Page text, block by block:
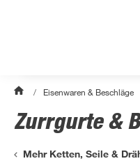
/ Eisenwaren & Beschläge
Zurrgurte &
Mehr Ketten, Seile &